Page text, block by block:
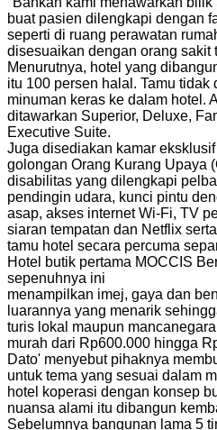
buat pasien dilengkapi dengan
seperti di ruang perawatan
disesuaikan dengan orang sakit
Menurutnya, hotel yang
itu 100 persen halal. Tamu tidak
minuman keras ke dalam hotel.
ditawarkan Superior, Deluxe,
Executive Suite.
Juga disediakan kamar
golongan Orang Kurang Upaya
disabilitas yang dilengkapi
pendingin udara, kunci pintu
asap, akses internet Wi-Fi, TV
siaran tempatan dan Netflix
tamu hotel secara percuma
Hotel butik pertama MOCCIS
sepenuhnya ini
menampilkan imej, gaya dan
luarannya yang menarik
turis lokal maupun
murah dari Rp600.000 hingga
Dato' menyebut pihaknya
untuk tema yang sesuai dalam
hotel koperasi dengan konsep
nuansa alami itu dibangun
Sebelumnya bangunan lama 5